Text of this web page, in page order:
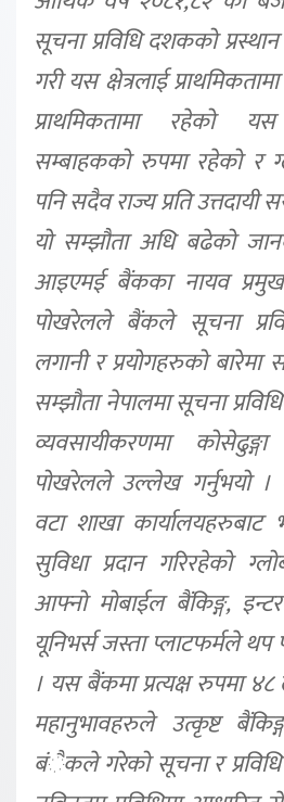
सूचना प्रविधि दशकको
गरी यस क्षेत्रलाई
प्राथमिकतामा रहेको यस
सम्बाहकको रुपमा रहेको
पनि सदैव राज्य प्रति
यो सम्झौता अधि बढेको
आइएमई बैंकका नायव प्रमुख
पोखरेलले बैंकले सूचना
लगानी र प्रयोगहरुको
सम्झौता नेपालमा सूचना
व्यवसायीकरणमा
पोखरेलले उल्लेख गर्नुभयो
वटा शाखा कार्यालयहरुबाट
सुविधा प्रदान गरिरहेको
आफ्नो मोबाईल बैंकिङ्ग,
यूनिभर्स जस्ता प्लाटफर्मले
। यस बैंकमा प्रत्यक्ष रुपमा ४८
महानुभावहरुले उत्कृष्ट
बंैकले गरेको सूचना र प्रविधि